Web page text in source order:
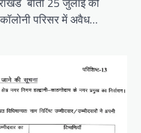
परिसर में अवैध…